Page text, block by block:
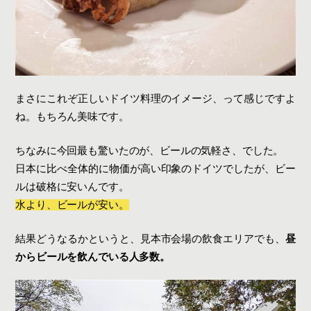
まさにこれぞ正しいドイツ料理のイメージ、って感じですよ
ね。もちろん美味です。
ちなみに今回最も驚いたのが、ビールの気軽さ、でした。
日本に比べ全体的に物価が高い印象のドイツでしたが、ビー
ルは破格に安いんです。
水より、ビールが安い。
結果どうなるかというと、見本市会場の飲食エリアでも、昼
からビールを飲んでいる人多数。